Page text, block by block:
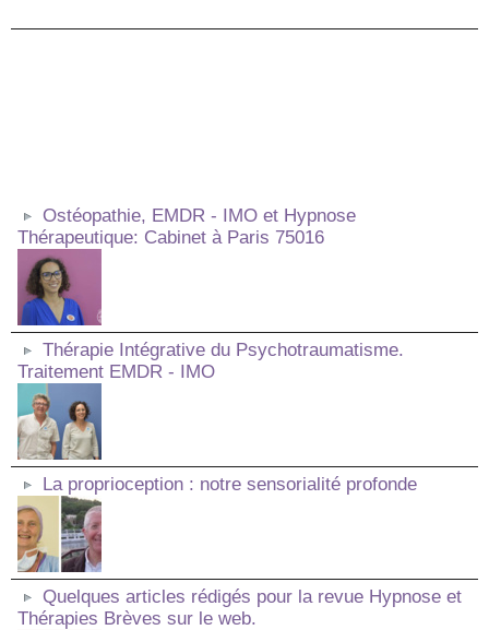
Ostéopathie, EMDR - IMO et Hypnose
Thérapeutique: Cabinet à Paris 75016
Thérapie Intégrative du Psychotraumatisme.
Traitement EMDR - IMO
La proprioception : notre sensorialité profonde
Quelques articles rédigés pour la revue Hypnose et
Thérapies Brèves sur le web.